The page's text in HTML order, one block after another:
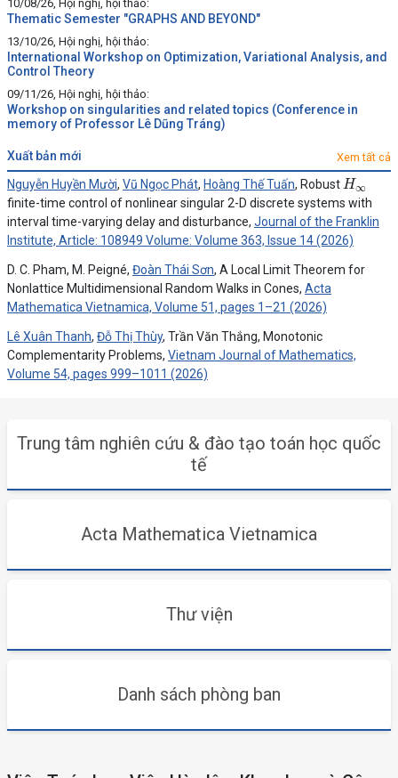
10/08/26, Hội nghị, hội thảo:
Thematic Semester "GRAPHS AND BEYOND"
13/10/26, Hội nghị, hội thảo:
International Workshop on Optimization, Variational Analysis, and
Control Theory
09/11/26, Hội nghị, hội thảo:
Workshop on singularities and related topics (Conference in
memory of Professor Lê Dũng Tráng)
xuất bản mới Xem tất cả
Nguyễn Huyền Mười, Vũ Ngọc Phát, Hoàng Thế Tuấn, RobustH∞
finite-time control of nonlinear singular 2-D discrete systems with
interval time-varying delay and disturbance, Journal of the Franklin
Institute, Article: 108949 Volume: Volume 363, Issue 14 (2026)
D. C. Pham, M. Peigné, Đoàn Thái Sơn, A Local Limit Theorem for
Nonlattice Multidimensional Random Walks in Cones, Acta
Mathematica Vietnamica, Volume 51, pages 1–21 (2026)
Lê Xuân Thanh, Đỗ Thị Thùy, Trần Văn Thắng, Monotonic
Complementarity Problems, Vietnam Journal of Mathematics,
Volume 54, pages 999–1011 (2026)
Trung tâm nghiên cứu & đào tạo toán học quốc
tế
Acta Mathematica Vietnamica
Thư viện
Danh sách phòng ban